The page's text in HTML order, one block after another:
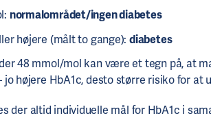
normalområdet/ingen diabetes
højere (målt to gange):diabetes
48 mmol/mol kan være et tegn på, at
jo højere HbA1c, desto større risiko for at
der altid individuelle mål for HbA1c i